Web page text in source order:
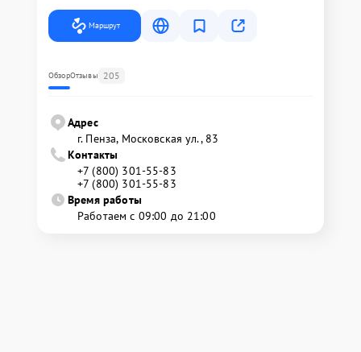
Маршрут
ОбзорОтзывы 205
Адрес
г. Пенза, Московская ул., 83
Контакты
+7 (800) 301-55-83
+7 (800) 301-55-83
Время работы
Работаем с 09:00 до 21:00